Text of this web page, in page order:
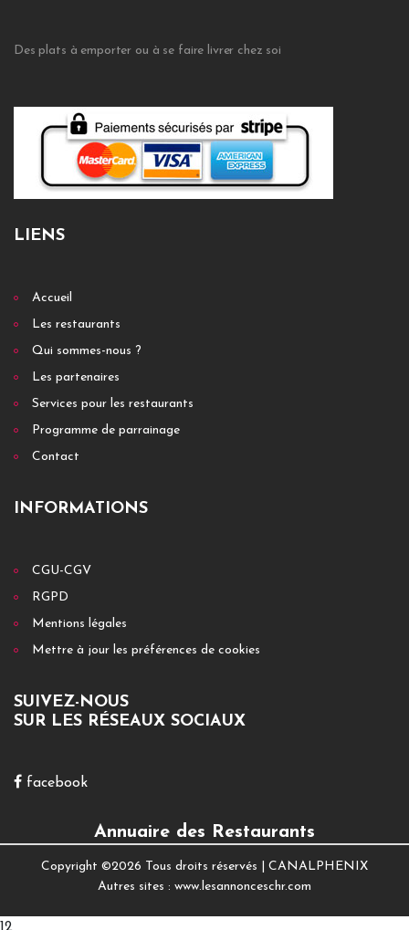
Des plats à emporter ou à se faire livrer chez soi
LIENS
Accueil
Les restaurants
Qui sommes-nous ?
Les partenaires
Services pour les restaurants
Programme de parrainage
Contact
INFORMATIONS
CGU-CGV
RGPD
Mentions légales
Mettre à jour les préférences de cookies
SUIVEZ-NOUS
SUR LES RÉSEAUX SOCIAUX
facebook
Annuaire des Restaurants
Copyright ©2026 Tous droits réservés | CANALPHENIX
Autres sites : www.lesannonceschr.com
12